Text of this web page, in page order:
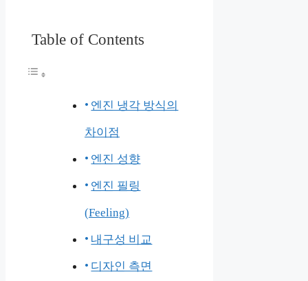
Table of Contents
엔진 냉각 방식의
차이점
엔진 성향
엔진 필링
(Feeling)
내구성 비교
디자인 측면